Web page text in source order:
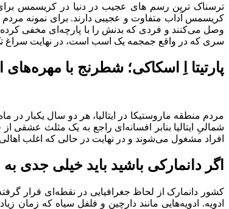
ترسناک ترین رسم های عجیب در دنیا در کریسمس
کریسمس آداب متفاوت و عجیبی دارند. برای نمونه
وصل می‌کنند و فردی که بدنش را با پارچه‌ای مخفی
سری که در واقع جمجمه یک اسب است، در نهایت سراغ
پارتیتا اِ اسکاکی؛ شطرنج با مهره‌های
مردم منطقه ماروستیکا در ایتالیا، هر دو سال یکبار
شمالیِ ایتالیا بنابر افسانه‌ای راجع به یک مثلث
افراد مشغول می‌شوند و در نهایت در حالی که اغلب
اگر دانمارکی باشید باید خیلی جدی به
کشور دانمارک از لحاظ جغرافیایی در نقطه‌ای قرار
ادویه. ادویه‌هایی مانند دارچین و فلفل سیاه که